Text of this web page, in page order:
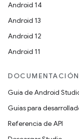
Android 14
Android 13
Android 12
Android 11
Guía de Android
Guías para
Referencia de API